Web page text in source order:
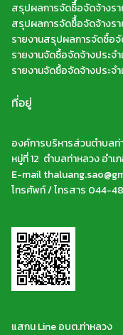
สรุปผลการจัดซืื้อจัดจ้างรา
สรุปผลการจัดซืื้อจัดจ้างรา
รายงานสรุปผลการจัดซื้อ
รายงานจัดซื้อจัดจ้างประจ
รายงานจัดซื้อจัดจ้างประจ
ที่อยู่
องค์การบริหารส่วนตำบลท่
หมู่ที่ 12 ตำบลท่าหลวง อำ
E-mail
โทรศัพท์ / โทรสาร 044-
แสกน Line อบต.ท่าหลวง